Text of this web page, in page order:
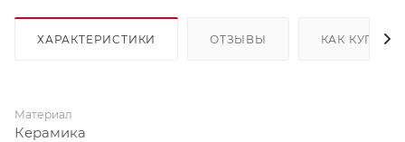
ХАРАКТЕРИСТИКИ ОТЗЫВЫ КАК КУПИТЬ
Материал
Керамика